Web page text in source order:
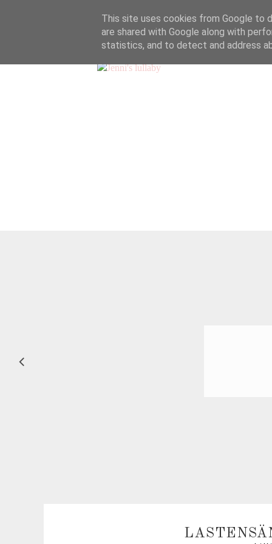
This site uses cookies from Google to
are shared with Google along with
statistics, and to detect and address